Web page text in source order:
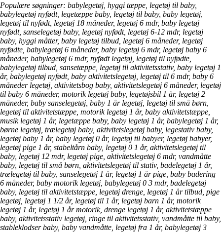
Populære søgninger: babylegetøj, hyggi tæppe, legetøj til baby,
babylegetøj nyfødt, legetæppe baby, legetøj til baby, baby legetøj,
legetøj til nyfødt, legetøj 18 måneder, legetøj 6 mdr, baby legetøj
nyfødt, sanselegetøj baby, legetøj nyfødt, legetøj 6-12 mdr, legetøj
baby, hyggi måtter, baby legetøj tilbud, legetøj 6 måneder, legetøj
nyfødte, babylegetøj 6 måneder, baby legetøj 6 mdr, legetøj baby 6
måneder, babylegetøj 6 mdr, nyfødt legetøj, legetøj til nyfødte,
babylegetøj tilbud, sansetæppe, legetøj til aktivitetsstativ, baby legetøj 1
år, babylegetøj nyfødt, baby aktivitetslegetøj, legetøj til 6 mdr, baby 6
måneder legetøj, aktivitetsbog baby, aktivitetslegetøj 6 måneder, legetøj
til baby 6 måneder, motorik legetøj baby, legetøjsbil 1 år, legetøj 2
måneder, baby sanselegetøj, baby 1 år legetøj, legetøj til små børn,
legetøj til aktivitetstæppe, motorik legetøj 1 år, baby aktivitetstæppe,
musik legetøj 1 år, legetæppe baby, baby legetøj 1 år, babylegetøj 1 år,
børne legetøj, trælegetøj baby, aktivitetslegetøj baby, legestativ baby,
legetøj baby 1 år, baby legetøj 0 år, legetøj til babyer, legetøj babyer,
legetøj pige 1 år, stabeltårn baby, legetøj 0 1 år, aktivitetslegetøj til
baby, legetøj 12 mdr, legetøj pige, aktivitetslegetøj 6 mdr, vandmåtte
baby, legetøj til små børn, aktivitetslegetøj til stativ, badelegetøj 1 år,
trælegetøj til baby, sanselegetøj 1 år, legetøj 1 år pige, baby badering
6 måneder, baby motorik legetøj, babylegetøj 0 3 mdr, badelegetøj
baby, legetøj til aktivitetstæppe, legetøj drenge, legetøj 1 år tilbud, pige
legetøj, legetøj 1 1/2 år, legetøj til 1 år, legetøj barn 1 år, motorik
legetøj 1 år, legetøj 1 år motorik, drenge legetøj 1 år, aktivitetstæppe
baby, aktivitetsstativ legetøj, ringe til aktivitetsstativ, vandmåtte til baby,
stableklodser baby, baby vandmåtte, legetøj fra 1 år, babylegetøj 3